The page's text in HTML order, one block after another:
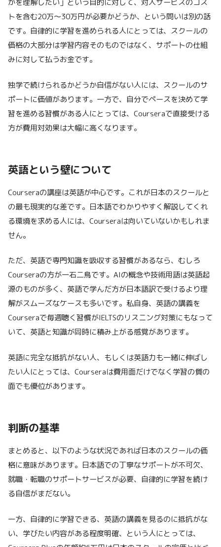
かを理解したい」という目的に対して、対人サービスのコス
トを含む20万〜30万円が必要かどうか、という問いは別の話
です。自律的に学習を進められる人にとっては、スクールの
価格の大部分は学習内容そのものではなく、サポートの仕組
みに対して払うお金です。
独学で続けられるかどうか自信がない人には、スクールのサ
ポートに価値があります。一方で、自分でペースを決めて学
習を進める習慣がある人にとっては、Courseraで直接受ける
方が費用対効果は大幅に高くなります。
英語という壁について
Courseraの講座は英語が中心です。これが日本のスクールと
の最も現実的な差です。日本語でわかりやすく解説してくれ
る環境を求める人には、Courseraは向いていないかもしれま
せん。
ただ、英語で専門知識を吸収する習慣があるなら、むしろ
Courseraの方が一石二鳥です。AIの概念や技術用語は英語起
源のものが多く、英語で学んだ方が日本語訳で受けるより理
解がスムーズなケースも多いです。私自身、英語の講義を
Courseraで毎週聴く習慣がIELTSのリスニング対策にもなって
いて、英語と知識が同時に積み上がる感覚があります。
英語に完全な抵抗がない人、もしくは英語力も一緒に伸ばし
たい人にとっては、Courseraは費用面だけでなく学習の質の
面でも優位があります。
判断の基準
まとめると、以下のような状況であれば日本のスクールの価
格に意味があります。日本語での丁寧なサポートが不可欠、
就職・転職のサポートサービスが必要、自律的に学習を続け
る自信がまだない。
一方、自律的に学習できる、英語の講義を見るのに抵抗がな
い、学びたい内容がある程度明確、という人にとっては、